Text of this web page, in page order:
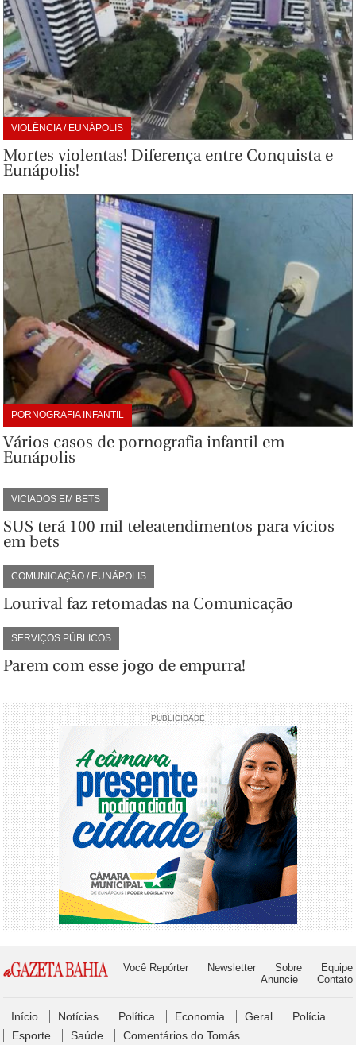
VIOLÊNCIA / EUNÁPOLIS
Mortes violentas! Diferença entre Conquista e
Eunápolis!
PORNOGRAFIA INFANTIL
Vários casos de pornografia infantil em
Eunápolis
VICIADOS EM BETS
SUS terá 100 mil teleatendimentos para vícios
em bets
COMUNICAÇÃO / EUNÁPOLIS
Lourival faz retomadas na Comunicação
SERVIÇOS PÚBLICOS
Parem com esse jogo de empurra!
PUBLICIDADE
Você Repórter Newsletter Sobre
Equipe
Anuncie
Contato
Início Notícias Política Economia Geral
Polícia
Esporte
Saúde Comentários do Tomás